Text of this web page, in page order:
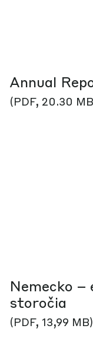
Annual
(PDF, 20.30
Nemecko –
storočia
(PDF, 13,99 MB)